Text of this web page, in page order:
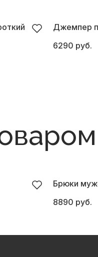
Джемпер
6290 руб.
Брюки
8890 руб.